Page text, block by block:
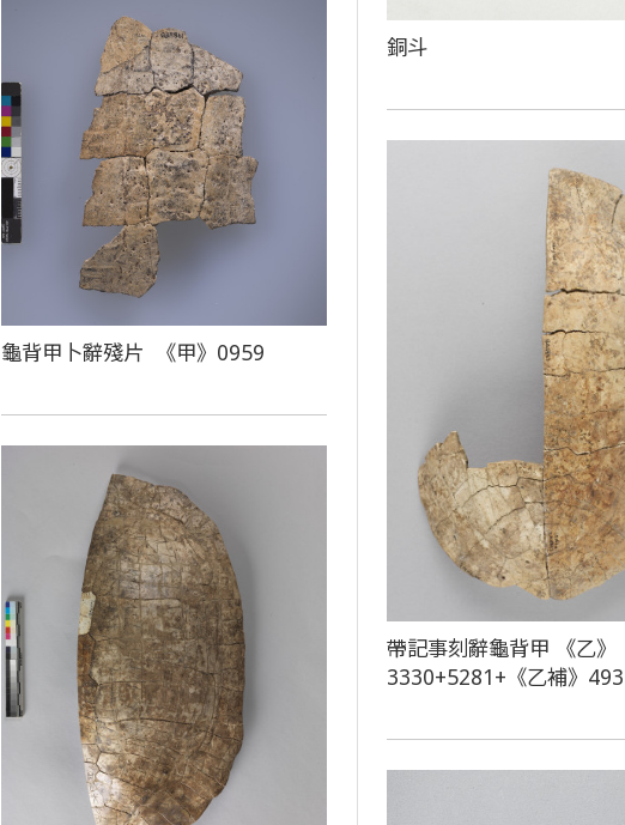
銅斗
龜背甲卜辭殘片 《甲》0959
帶記事刻辭龜背甲 《乙》
3330+5281+《乙補》